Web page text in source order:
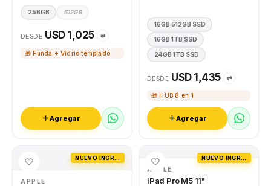
256GB 512GB
DESDE USD 1,025 ⇄
🎁 Funda + Vidrio templado
Agregar
16GB 512GB SSD
16GB 1TB SSD
24GB 1TB SSD
DESDE USD 1,435 ⇄
🎁 HUB 8 en 1
Agregar
APPLE
APPLE
iPad Pro M5 11"